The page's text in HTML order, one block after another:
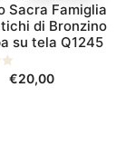
Sacra Famiglia
di Bronzino
su tela Q1245
€20,00